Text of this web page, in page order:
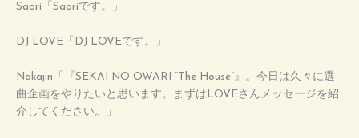
Saori「Saoriです。」
DJ LOVE「DJ LOVEです。」
Nakajin「『SEKAI NO OWARI “The House”』。今日は久々に選
曲企画をやりたいと思います。まずはLOVEさんメッセージを紹
介してください。」